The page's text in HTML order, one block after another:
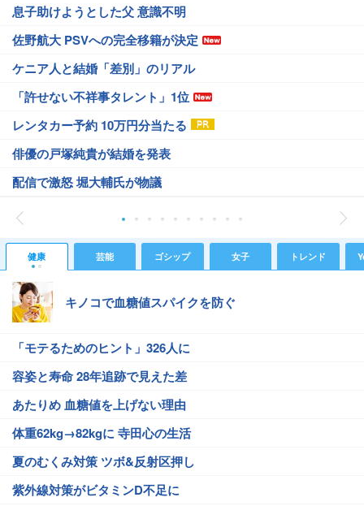
息子助けようとした父 意識不明
佐野航大 PSVへの完全移籍が決定
ケニア人と結婚「差別」のリアル
「許せない不祥事タレント」1位
レンタカー予約 10万円分当たる
俳優の戸塚純貴が結婚を発表
配信で激怒 堀大輔氏が物議
健康 芸能 ゴシップ 女子 トレンド
キノコで血糖値スパイクを防ぐ
「モテるためのヒント」326人に
容姿と寿命 28年追跡で見えた差
あたりめ 血糖値を上げない理由
体重62kg→82kgに 寺田心の生活
夏のむくみ対策 ツボ&反射区押し
紫外線対策がビタミンD不足に